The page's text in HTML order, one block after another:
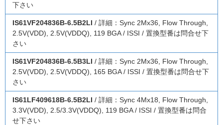
下さい
IS61VF204836B-6.5B2LI / 詳細：Sync 2Mx36, Flow Through,
2.5V(VDD), 2.5V(VDDQ), 119 BGA / ISSI / 置換型番は問合せ下
さい
IS61VF204836B-6.5B3LI / 詳細：Sync 2Mx36, Flow Through,
2.5V(VDD), 2.5V(VDDQ), 165 BGA / ISSI / 置換型番は問合せ下
さい
IS61LF409618B-6.5B2LI / 詳細：Sync 4Mx18, Flow Through,
3.3V(VDD), 2.5/3.3V(VDDQ), 119 BGA / ISSI / 置換型番は問合
せ下さい